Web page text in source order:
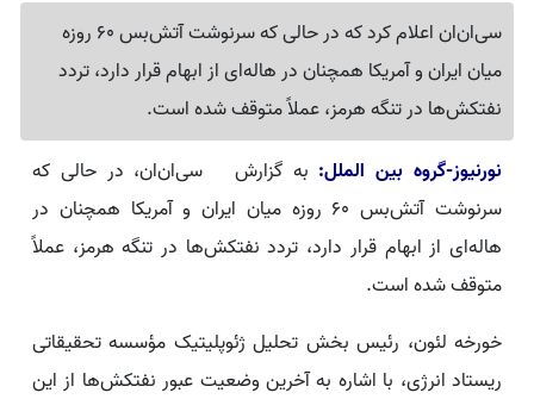
سی‌ان‌ان اعلام کرد که در حالی که سرنوشت آتش‌بس 60 روزه
میان ایران و آمریکا همچنان در هاله‌ای از ابهام قرار دارد، تردد
نفتکش‌ها در تنگه هرمز، عملاً متوقف شده است.
نورنیوز-گروه بین الملل: به گزارش سی‌ان‌ان، در حالی که
سرنوشت آتش‌بس ۶۰ روزه میان ایران و آمریکا همچنان در
هاله‌ای از ابهام قرار دارد، تردد نفتکش‌ها در تنگه هرمز، عملاً
متوقف شده است.
خورخه لئون، رئیس بخش تحلیل ژئوپلیتیک مؤسسه تحقیقاتی
ریستاد انرژی، با اشاره به آخرین وضعیت عبور نفتکش‌ها از این